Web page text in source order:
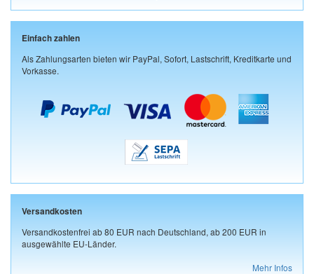
Einfach zahlen
Als Zahlungsarten bieten wir PayPal, Sofort, Lastschrift, Kreditkarte und
Vorkasse.
Versandkosten
Versandkostenfrei ab 80 EUR nach Deutschland, ab 200 EUR in
ausgewählte EU-Länder.
Mehr Infos